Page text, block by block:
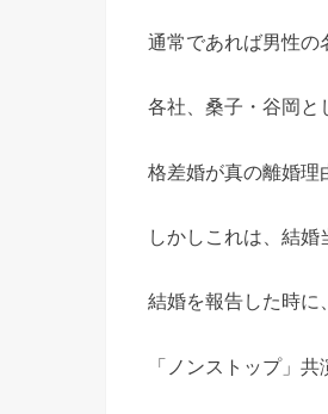
通常であれば男性の
各社、桑子・谷岡と
格差婚が真の離婚理
しかしこれは、結婚
結婚を報告した時に
「ノンストップ」